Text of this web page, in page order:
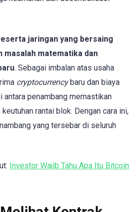
jaringan yang bersaing
masalah matematika dan
. Sebagai imbalan atas usaha
cryptocurrencybaru dan biaya
penambang memastikan
rantai blok. Dengan cara ini,
yang tersebar di seluruh
Investor Wajib Tahu Apa Itu Bitcoin